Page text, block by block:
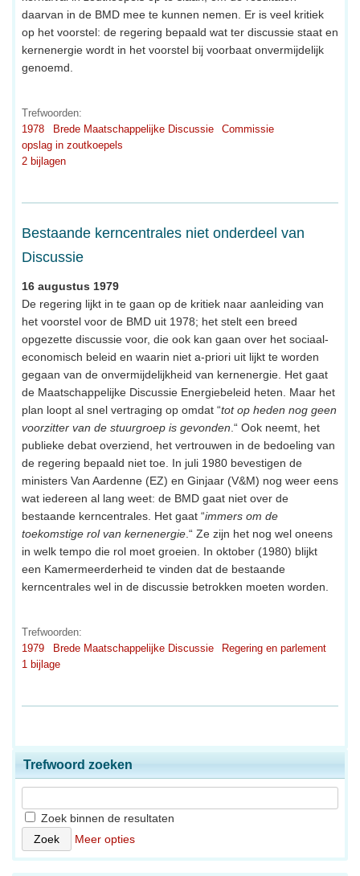
daarvan in de BMD mee te kunnen nemen. Er is veel kritiek
op het voorstel: de regering bepaald wat ter discussie staat en
kernenergie wordt in het voorstel bij voorbaat onvermijdelijk
genoemd.
Trefwoorden:
1978
Brede Maatschappelijke Discussie
Commissie
opslag in zoutkoepels
2 bijlagen
Bestaande kerncentrales niet onderdeel van
Discussie
16 augustus 1979
De regering lijkt in te gaan op de kritiek naar aanleiding van
het voorstel voor de BMD uit 1978; het stelt een breed
opgezette discussie voor, die ook kan gaan over het sociaal-
economisch beleid en waarin niet a-priori uit lijkt te worden
gegaan van de onvermijdelijkheid van kernenergie. Het gaat
de Maatschappelijke Discussie Energiebeleid heten. Maar het
plan loopt al snel vertraging op omdat “tot op heden nog geen
voorzitter van de stuurgroep is gevonden .“ Ook neemt, het
publieke debat overziend, het vertrouwen in de bedoeling van
de regering bepaald niet toe. In juli 1980 bevestigen de
ministers Van Aardenne (EZ) en Ginjaar (V&M) nog weer eens
wat iedereen al lang weet: de BMD gaat niet over de
bestaande kerncentrales. Het gaat “immers om de
toekomstige rol van kernenergie .“ Ze zijn het nog wel oneens
in welk tempo die rol moet groeien. In oktober (1980) blijkt
een Kamermeerderheid te vinden dat de bestaande
kerncentrales wel in de discussie betrokken moeten worden.
Trefwoorden:
1979
Brede Maatschappelijke Discussie
Regering en parlement
1 bijlage
Trefwoord zoeken
Zoek binnen de resultaten
Meer opties